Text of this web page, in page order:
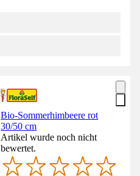
Bio-Sommerhimbeere rot
30/50 cm
Artikel wurde noch nicht
bewertet.